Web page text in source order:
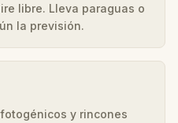
libre. Lleva paraguas o
la previsión.
y rincones